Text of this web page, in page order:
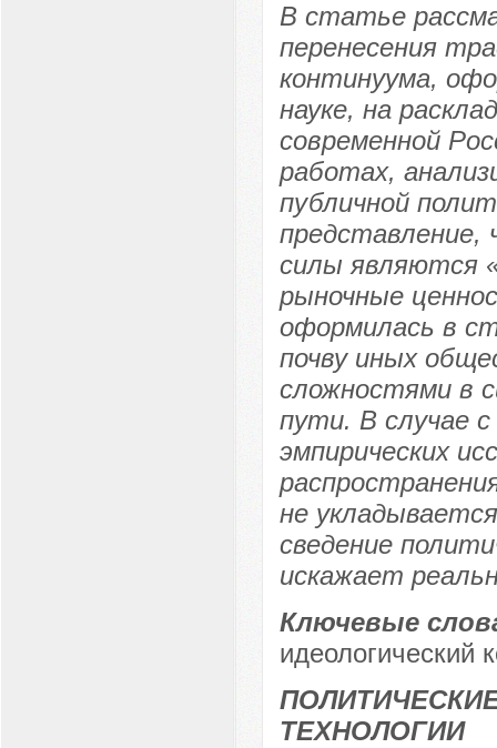
В статье
перенесения
континуума,
науке, на
современной
работах,
публичной
представление,
силы являются
рыночные
оформилась в
почву иных
сложностями в
пути. В случае
эмпирических
не
сведение
искажает
Ключевые
идеологический
ТЕХНОЛОГИИ